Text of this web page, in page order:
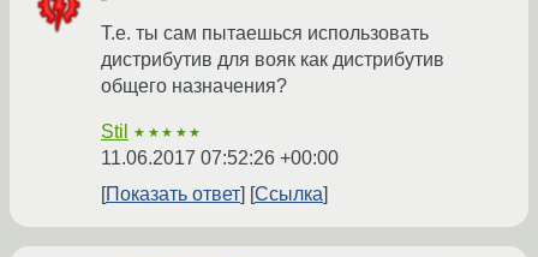
Т.е. ты сам пытаешься использовать
дистрибутив для вояк как дистрибутив
общего назначения?
Stil ★★★★★
11.06.2017 07:52:26 +00:00
Показать ответ
Ссылка